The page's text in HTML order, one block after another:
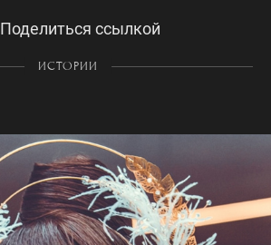
Поделиться ссылкой
ИСТОРИИ